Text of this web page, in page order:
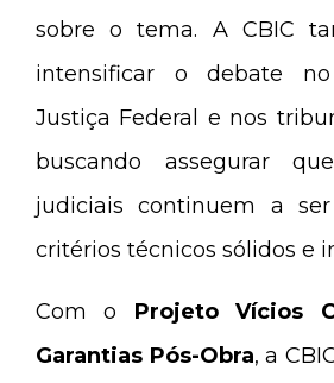
sobre o tema. A CBIC
intensificar o debate
Justiça Federal e nos
buscando assegurar
judiciais continuem a
critérios técnicos sólidos e
Com o Projeto Vícios
Garantias Pós-Obra, a